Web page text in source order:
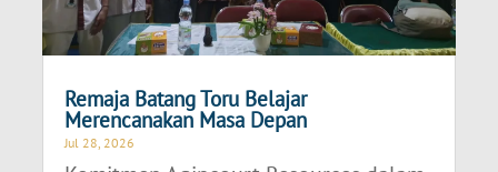
Remaja Batang Toru Belajar
Merencanakan Masa Depan
Jul 28, 2026